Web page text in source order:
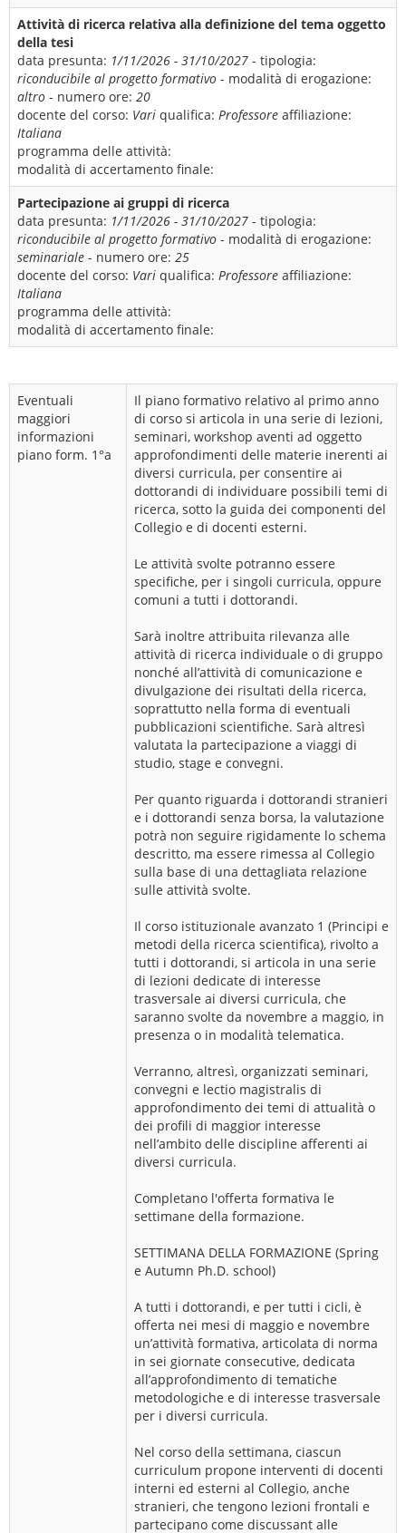
Attività di ricerca relativa alla definizione del tema oggetto
della tesi
data presunta: 1/11/2026 - 31/10/2027 - tipologia:
riconducibile al progetto formativo - modalità di erogazione:
altro - numero ore: 20
docente del corso: Vari qualifica: Professore affiliazione:
Italiana
programma delle attività:
modalità di accertamento finale:
Partecipazione ai gruppi di ricerca
data presunta: 1/11/2026 - 31/10/2027 - tipologia:
riconducibile al progetto formativo - modalità di erogazione:
seminariale - numero ore: 25
docente del corso: Vari qualifica: Professore affiliazione:
Italiana
programma delle attività:
modalità di accertamento finale:
Eventuali
maggiori
informazioni
piano form. 1°a
Il piano formativo relativo al primo anno
di corso si articola in una serie di lezioni,
seminari, workshop aventi ad oggetto
approfondimenti delle materie inerenti ai
diversi curricula, per consentire ai
dottorandi di individuare possibili temi di
ricerca, sotto la guida dei componenti del
Collegio e di docenti esterni.
Le attività svolte potranno essere
specifiche, per i singoli curricula, oppure
comuni a tutti i dottorandi.
Sarà inoltre attribuita rilevanza alle
attività di ricerca individuale o di gruppo
nonché all’attività di comunicazione e
divulgazione dei risultati della ricerca,
soprattutto nella forma di eventuali
pubblicazioni scientifiche. Sarà altresì
valutata la partecipazione a viaggi di
studio, stage e convegni.
Per quanto riguarda i dottorandi stranieri
e i dottorandi senza borsa, la valutazione
potrà non seguire rigidamente lo schema
descritto, ma essere rimessa al Collegio
sulla base di una dettagliata relazione
sulle attività svolte.
Il corso istituzionale avanzato 1 (Principi e
metodi della ricerca scientifica), rivolto a
tutti i dottorandi, si articola in una serie
di lezioni dedicate di interesse
trasversale ai diversi curricula, che
saranno svolte da novembre a maggio, in
presenza o in modalità telematica.
Verranno, altresì, organizzati seminari,
convegni e lectio magistralis di
approfondimento dei temi di attualità o
dei profili di maggior interesse
nell’ambito delle discipline afferenti ai
diversi curricula.
Completano l'offerta formativa le
settimane della formazione.
SETTIMANA DELLA FORMAZIONE (Spring
e Autumn Ph.D. school)
A tutti i dottorandi, e per tutti i cicli, è
offerta nei mesi di maggio e novembre
un’attività formativa, articolata di norma
in sei giornate consecutive, dedicata
all’approfondimento di tematiche
metodologiche e di interesse trasversale
per i diversi curricula.
Nel corso della settimana, ciascun
curriculum propone interventi di docenti
interni ed esterni al Collegio, anche
stranieri, che tengono lezioni frontali e
partecipano come discussant alle